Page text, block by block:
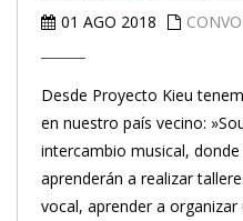
01 AGO 2018
Desde Proyecto Kieu
en nuestro país vecino:
intercambio musical,
aprenderán a realizar
vocal, aprender a